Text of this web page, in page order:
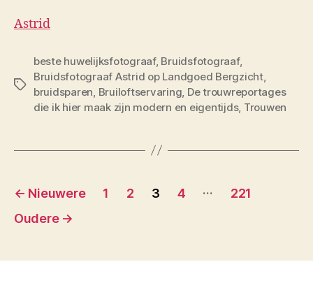
Astrid
Tags
beste huwelijksfotograaf, Bruidsfotograaf,
Bruidsfotograaf Astrid op Landgoed Bergzicht,
bruidsparen, Bruiloftservaring, De trouwreportages
die ik hier maak zijn modern en eigentijds, Trouwen
Berichten
paginering
← Nieuwere 1 2 3 4 …
221
Oudere →